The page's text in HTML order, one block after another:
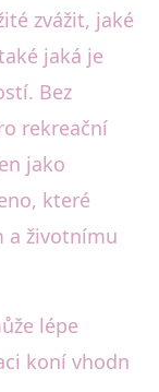
zvážit, jaké
jaká je
Bez
rekreační
jako
které
a životnímu
lépe
koní vhodn